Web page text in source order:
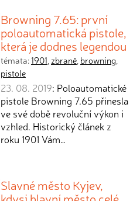
Browning 7.65: první
poloautomatická pistole,
která je dodnes legendou
témata:1901, zbraně, browning,
pistole
23. 08. 2019: Poloautomatické
pistole Browning 7.65 přinesla
ve své době revoluční výkon i
vzhled. Historický článek z
roku 1901 Vám…
Slavné město Kyjev,